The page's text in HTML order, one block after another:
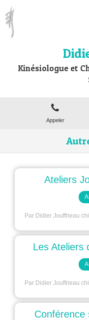
Kinésiologue et
Appeler
Ateliers
Par Didier Jouffrieau
Les Ateliers
Par Didier Jouffrieau
Conférence